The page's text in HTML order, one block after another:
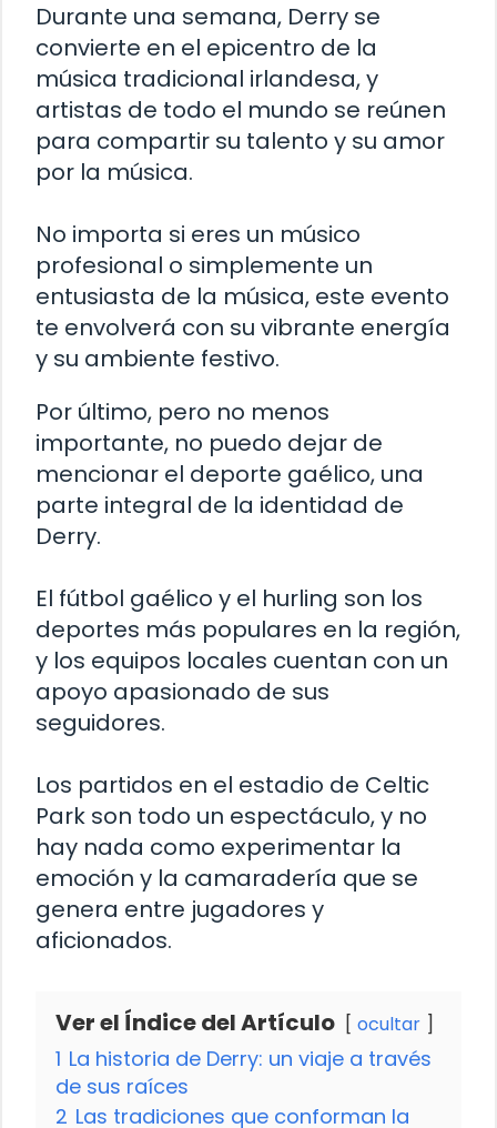
Durante una semana, Derry se
convierte en el epicentro de la
música tradicional irlandesa, y
artistas de todo el mundo se reúnen
para compartir su talento y su amor
por la música.
No importa si eres un músico
profesional o simplemente un
entusiasta de la música, este evento
te envolverá con su vibrante energía
y su ambiente festivo.
Por último, pero no menos
importante, no puedo dejar de
mencionar el deporte gaélico, una
parte integral de la identidad de
Derry.
El fútbol gaélico y el hurling son los
deportes más populares en la región,
y los equipos locales cuentan con un
apoyo apasionado de sus
seguidores.
Los partidos en el estadio de Celtic
Park son todo un espectáculo, y no
hay nada como experimentar la
emoción y la camaradería que se
genera entre jugadores y
aficionados.
Ver el Índice del Artículo ocultar
1 La historia de Derry: un viaje a través
de sus raíces
2 Las tradiciones que conforman la